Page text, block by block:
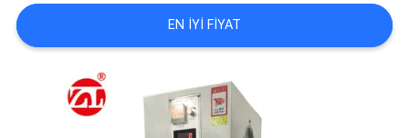
TEKLIF
ISTEĞI
EN IYI FIYAT